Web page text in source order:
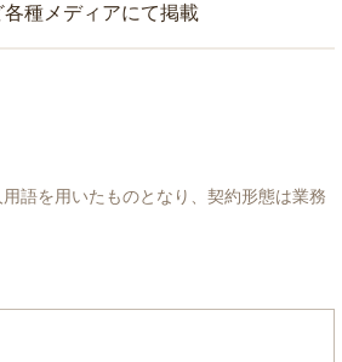
種メディアにて掲載
語を用いたものとなり、契約形態は業務